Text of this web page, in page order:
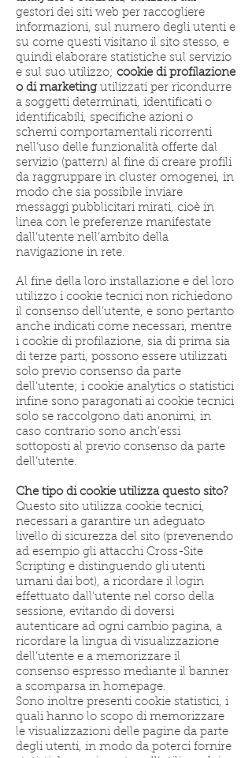
gestori dei siti web per raccogliere
informazioni, sul numero degli utenti e
su come questi visitano il sito stesso, e
quindi elaborare statistiche sul servizio
e sul suo utilizzo; cookie di profilazione
o di marketingutilizzati per ricondurre
a soggetti determinati, identificati o
identificabili, specifiche azioni o
schemi comportamentali ricorrenti
nell’uso delle funzionalità offerte dal
servizio (pattern) al fine di creare profili
da raggruppare in cluster omogenei, in
modo che sia possibile inviare
messaggi pubblicitari mirati, cioè in
linea con le preferenze manifestate
dall’utente nell’ambito della
navigazione in rete.
Al fine della loro installazione e del loro
utilizzo i cookie tecnici non richiedono
il consenso dell’utente, e sono pertanto
anche indicati come necessari, mentre
i cookie di profilazione, sia di prima sia
di terze parti, possono essere utilizzati
solo previo consenso da parte
dell’utente; i cookie analytics o statistici
infine sono paragonati ai cookie tecnici
solo se raccolgono dati anonimi, in
caso contrario sono anch’essi
sottoposti al previo consenso da parte
dell’utente.
Che tipo di cookie utilizza questo sito?
Questo sito utilizza cookie tecnici,
necessari a garantire un adeguato
livello di sicurezza del sito (prevenendo
ad esempio gli attacchi Cross-Site
Scripting e distinguendo gli utenti
umani dai bot), a ricordare il login
effettuato dall’utente nel corso della
sessione, evitando di doversi
autenticare ad ogni cambio pagina, a
ricordare la lingua di visualizzazione
dell’utente e a memorizzare il
consenso espresso mediante il banner
a scomparsa in homepage.
Sono inoltre presenti cookie statistici, i
quali hanno lo scopo di memorizzare
le visualizzazioni delle pagine da parte
degli utenti, in modo da poterci fornire